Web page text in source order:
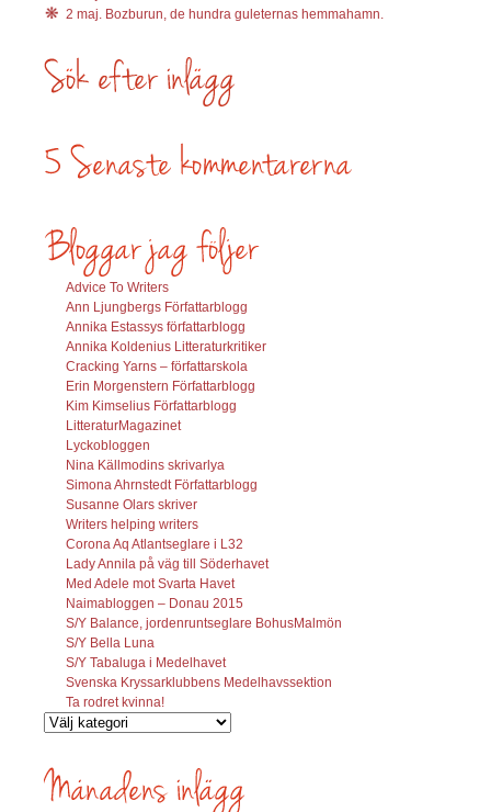
2 maj. Bozburun, de hundra guleternas hemmahamn.
Advice To Writers
Ann Ljungbergs Författarblogg
Annika Estassys författarblogg
Annika Koldenius Litteraturkritiker
Cracking Yarns – författarskola
Erin Morgenstern Författarblogg
Kim Kimselius Författarblogg
LitteraturMagazinet
Lyckobloggen
Nina Källmodins skrivarlya
Simona Ahrnstedt Författarblogg
Susanne Olars skriver
Writers helping writers
Corona Aq Atlantseglare i L32
Lady Annila på väg till Söderhavet
Med Adele mot Svarta Havet
Naimabloggen – Donau 2015
S/Y Balance, jordenruntseglare BohusMalmön
S/Y Bella Luna
S/Y Tabaluga i Medelhavet
Svenska Kryssarklubbens Medelhavssektion
Ta rodret kvinna!
Vilka
söks?